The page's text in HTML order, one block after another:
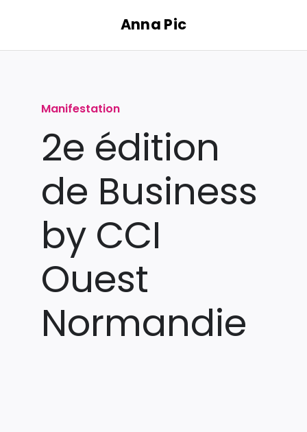
contenu
Anna Pic
Manifestation
2e édition
de Business
by CCI
Ouest
Normandie